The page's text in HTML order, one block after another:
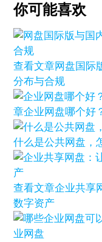
你可能喜欢
查看文章网盘国际
分布与合规
章企业网盘哪个好
什么是公共网盘，
查看文章企业共享
数字资产